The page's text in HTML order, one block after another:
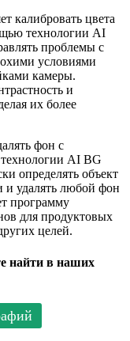
калибровать цвета
технологии AI
проблемы с
условиями
камеры.
и
их более
фон с
AI BG
определять объект
и удалять любой фон
программу
для продуктовых
целей.
найти в наших